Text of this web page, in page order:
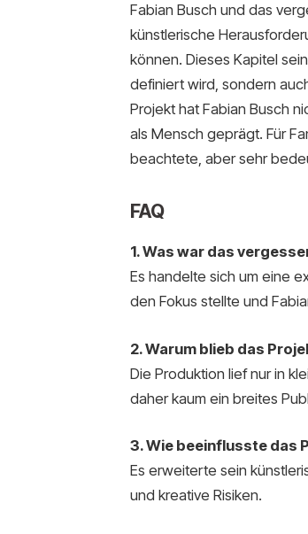
Fabian Busch und das
künstlerische
können. Dieses Kapitel
definiert wird, sondern
Projekt hat Fabian Busch
als Mensch geprägt. Für
beachtete, aber sehr
FAQ
1. Was war das
Es handelte sich um eine
den Fokus stellte und
2. Warum blieb das
Die Produktion lief nur in
daher kaum ein breites
3. Wie beeinflusste das
Es erweiterte sein
und kreative Risiken.